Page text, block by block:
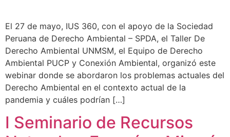
El 27 de mayo, IUS 360, con el apoyo de la Sociedad
Peruana de Derecho Ambiental – SPDA, el Taller De
Derecho Ambiental UNMSM, el Equipo de Derecho
Ambiental PUCP y Conexión Ambiental, organizó este
webinar donde se abordaron los problemas actuales del
Derecho Ambiental en el contexto actual de la
pandemia y cuáles podrían […]
I Seminario de Recursos